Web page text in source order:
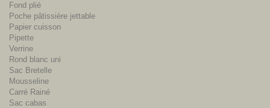
Fond plié
Poche pâtissière jettable
Papier cuisson
Pipette
Verrine
Rond blanc uni
Sac Bretelle
Mousseline
Carré Rainé
Sac cabas